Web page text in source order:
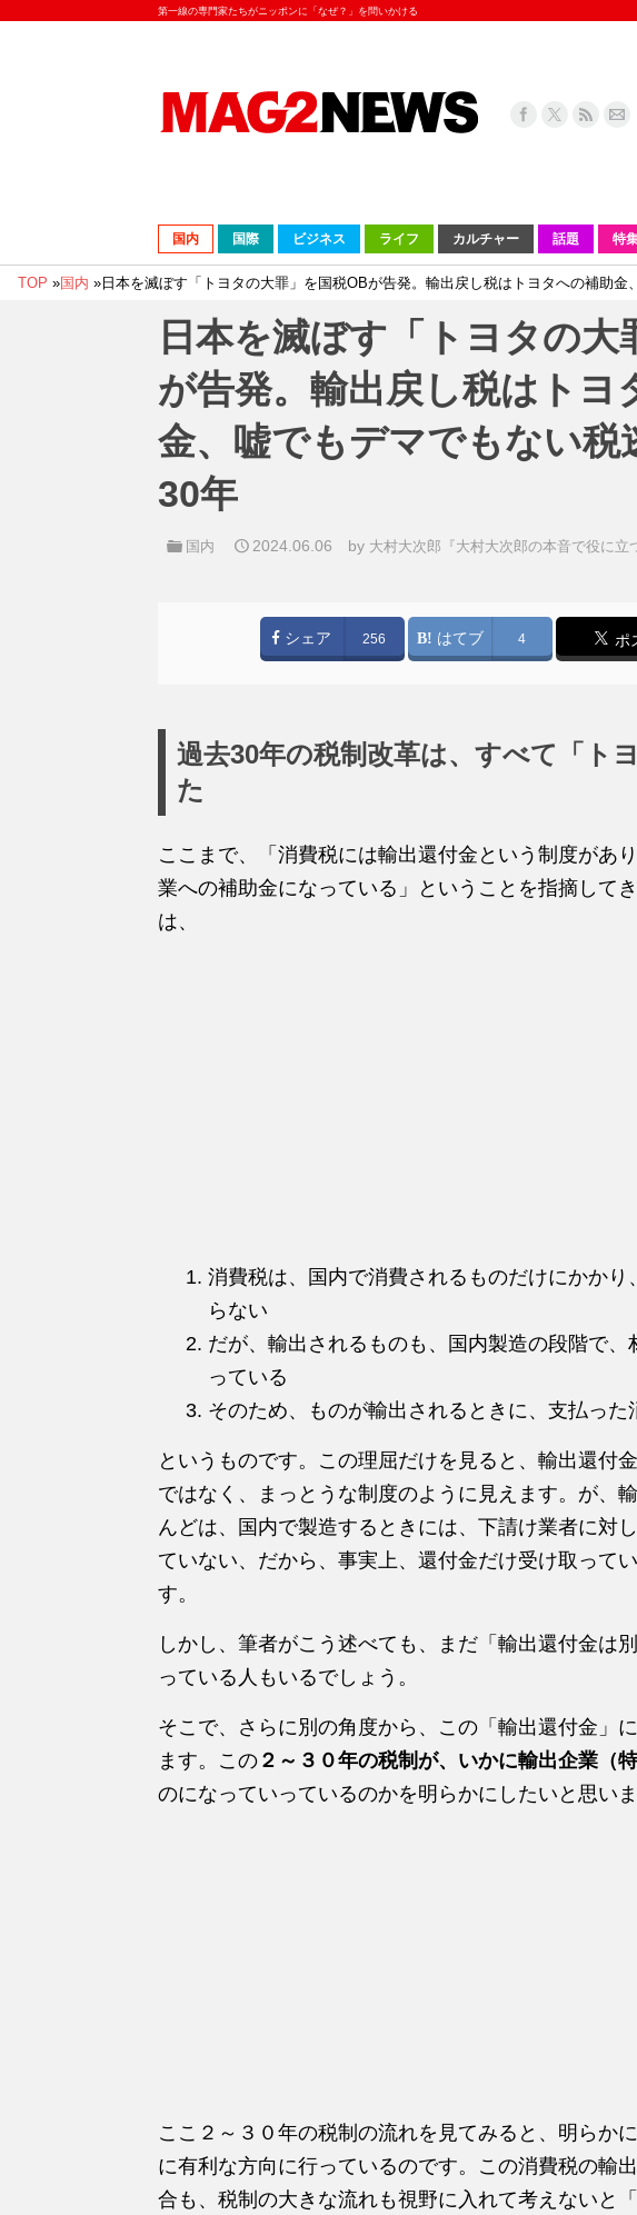
第一線の専門家たちがニッポンに「なぜ？」を問いかける
国内 国際 ビジネス ライフ カルチャー 話題 特
TOP »国内 » 日本を滅ぼす「トヨタの大罪」を国税OBが告発。輸出戻し税はトヨタへの補助
日本を滅ぼす「トヨタの大
が告発。輸出戻し税はトヨ
金、嘘でもデマでもない税
30年
国内 2024.06.06 by 大村大次郎『大村大次郎の本音で役に立
シェア 256 はてブ 4 ポ
過去30年の税制改革は、すべて「ト
た
ここまで、「消費税には輸出還付金という制度があ
業への補助金になっている」ということを指摘して
は、
消費税は、国内で消費されるものだけにかか
らない
だが、輸出されるものも、国内製造の段階で
っている
そのため、ものが輸出されるときに、支払った
というものです。この理屈だけを見ると、輸出還付
ではなく、まっとうな制度のように見えます。が、
んどは、国内で製造するときには、下請け業者に対
ていない、だから、事実上、還付金だけ受け取って
す。
しかし、筆者がこう述べても、まだ「輸出還付金は
っている人もいるでしょう。
そこで、さらに別の角度から、この「輸出還付金」
ます。この ２～３０年の税制が、いかに輸出企業（
のになっていっているのかを明らかにしたいと思いま
ここ２～３０年の税制の流れを見てみると、明らか
に有利な方向に行っているのです。この消費税の輸
合も、税制の大きな流れも視野に入れて考えないと